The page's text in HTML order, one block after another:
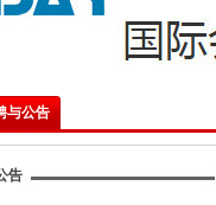
与公告
告